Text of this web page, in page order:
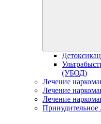
(УБОД)
Лечение
Лечение
Лечение
Принудительное